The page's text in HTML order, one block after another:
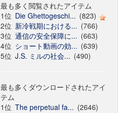
最も多く閲覧されたアイテム
1位 Die Ghettogeschi... (823)
2位 新冷戦期における... (766)
3位 通信の安全保障に... (663)
4位 ショート動画の効... (639)
5位 J.S. ミルの社会... (490)
最も多くダウンロードされたアイ
テム
1位 The perpetual fa... (2646)